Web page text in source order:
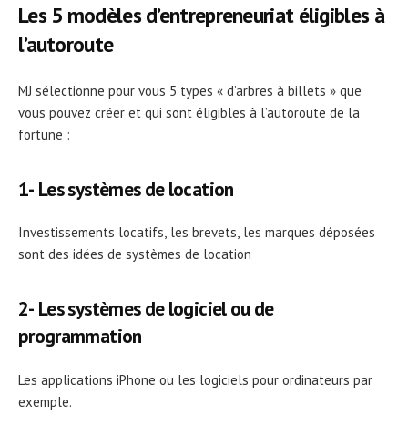
Les 5 modèles d’entrepreneuriat éligibles à
l’autoroute
MJ sélectionne pour vous 5 types « d’arbres à billets » que
vous pouvez créer et qui sont éligibles à l’autoroute de la
fortune :
1- Les systèmes de location
Investissements locatifs, les brevets, les marques déposées
sont des idées de systèmes de location
2- Les systèmes de logiciel ou de
programmation
Les applications iPhone ou les logiciels pour ordinateurs par
exemple.